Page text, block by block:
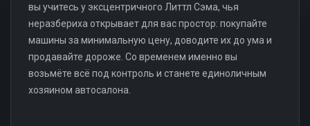
вы учитесь у эксцентричного Литтл Сэма, чья
неразбериха открывает для вас простор: покупайте
машины за минимальную цену, доводите их до ума и
продавайте дороже. Со временем именно вы
возьмёте всё под контроль и станете единоличным
хозяином автосалона.